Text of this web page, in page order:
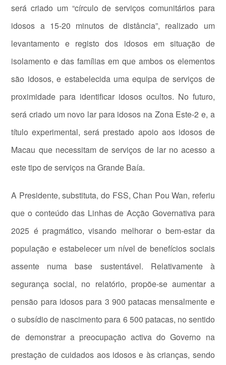
será criado um “círculo de serviços comunitários para
idosos a 15-20 minutos de distância”, realizado um
levantamento e registo dos idosos em situação de
isolamento e das famílias em que ambos os elementos
são idosos, e estabelecida uma equipa de serviços de
proximidade para identificar idosos ocultos. No futuro,
será criado um novo lar para idosos na Zona Este-2 e, a
título experimental, será prestado apoio aos idosos de
Macau que necessitam de serviços de lar no acesso a
este tipo de serviços na Grande Baía.
A Presidente, substituta, do FSS, Chan Pou Wan, referiu
que o conteúdo das Linhas de Acção Governativa para
2025 é pragmático, visando melhorar o bem-estar da
população e estabelecer um nível de benefícios sociais
assente numa base sustentável. Relativamente à
segurança social, no relatório, propõe-se aumentar a
pensão para idosos para 3 900 patacas mensalmente e
o subsídio de nascimento para 6 500 patacas, no sentido
de demonstrar a preocupação activa do Governo na
prestação de cuidados aos idosos e às crianças, sendo